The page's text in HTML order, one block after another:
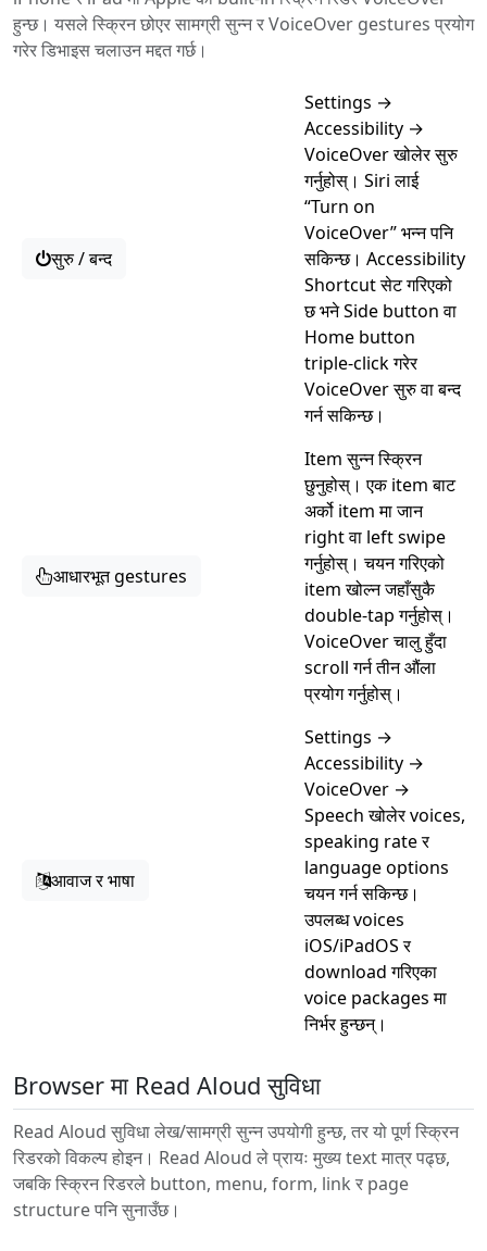
हुन्छ। यसले स्क्रिन छोएर सामग्री सुन्न र VoiceOver gestures प्रयोग
गरेर डिभाइस चलाउन मद्दत गर्छ।
सुरु / बन्द
Settings →
Accessibility →
VoiceOver खोलेर सुरु
गर्नुहोस्। Siri लाई
“Turn on
VoiceOver” भन्न पनि
सकिन्छ। Accessibility
Shortcut सेट गरिएको
छ भने Side button वा
Home button
triple-click गरेर
VoiceOver सुरु वा बन्द
गर्न सकिन्छ।
आधारभूत gestures
Item सुन्न स्क्रिन
छुनुहोस्। एक item बाट
अर्को item मा जान
right वा left swipe
गर्नुहोस्। चयन गरिएको
item खोल्न जहाँसुकै
double-tap गर्नुहोस्।
VoiceOver चालु हुँदा
scroll गर्न तीन औंला
प्रयोग गर्नुहोस्।
आवाज र भाषा
Settings →
Accessibility →
VoiceOver →
Speech खोलेर voices,
speaking rate र
language options
चयन गर्न सकिन्छ।
उपलब्ध voices
iOS/iPadOS र
download गरिएका
voice packages मा
निर्भर हुन्छन्।
Browser मा Read Aloud सुविधा
Read Aloud सुविधा लेख/सामग्री सुन्न उपयोगी हुन्छ, तर यो पूर्ण स्क्रिन
रिडरको विकल्प होइन। Read Aloud ले प्रायः मुख्य text मात्र पढ्छ,
जबकि स्क्रिन रिडरले button, menu, form, link र page
structure पनि सुनाउँछ।